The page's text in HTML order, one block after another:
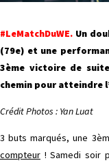
#LeMatchDuWE. Un
(79e) et une
3ème victoire de
chemin pour atteindre
Crédit Photos : Yan Luat
3 buts marqués, une
compteur ! Samedi soir